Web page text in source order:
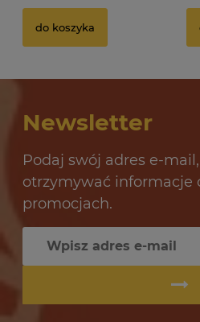
do koszyka
12,69 zł
do koszyka
Newsletter
Podaj swój adres e-
otrzymywać informacje
promocjach.